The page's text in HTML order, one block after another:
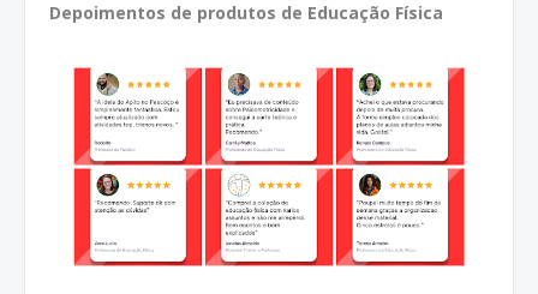
Depoimentos de produtos de Educação Física